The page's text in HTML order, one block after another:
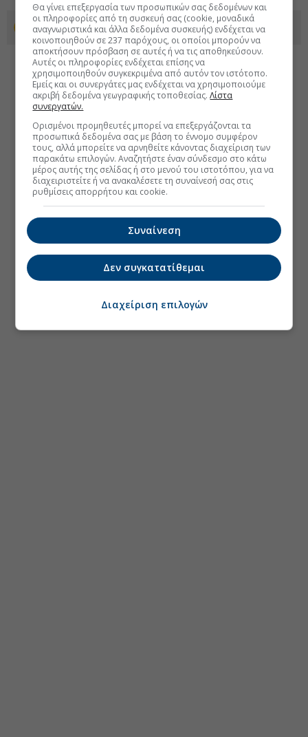
Προσθέστε το euro2day.gr στο Discover
Θα γίνει επεξεργασία των προσωπικών σας δεδομένων και
οι πληροφορίες από τη συσκευή σας (cookie, μοναδικά
αναγνωριστικά και άλλα δεδομένα συσκευής) ενδέχεται να
κοινοποιηθούν σε 237 παρόχους, οι οποίοι μπορούν να
αποκτήσουν πρόσβαση σε αυτές ή να τις αποθηκεύσουν.
Αυτές οι πληροφορίες ενδέχεται επίσης να
χρησιμοποιηθούν συγκεκριμένα από αυτόν τον ιστότοπο.
Εμείς και οι συνεργάτες μας ενδέχεται να χρησιμοποιούμε
ακριβή δεδομένα γεωγραφικής τοποθεσίας.Λίστα
συνεργατών.
Ορισμένοι προμηθευτές μπορεί να επεξεργάζονται τα
προσωπικά δεδομένα σας με βάση το έννομο συμφέρον
τους, αλλά μπορείτε να αρνηθείτε κάνοντας διαχείριση των
παρακάτω επιλογών. Αναζητήστε έναν σύνδεσμο στο κάτω
μέρος αυτής της σελίδας ή στο μενού του ιστοτόπου, για να
διαχειριστείτε ή να ανακαλέσετε τη συναίνεσή σας στις
ρυθμίσεις απορρήτου και cookie.
Συναίνεση
Δεν συγκατατίθεμαι
Διαχείριση επιλογών